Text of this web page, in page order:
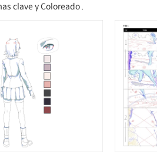
clave y Coloreado .